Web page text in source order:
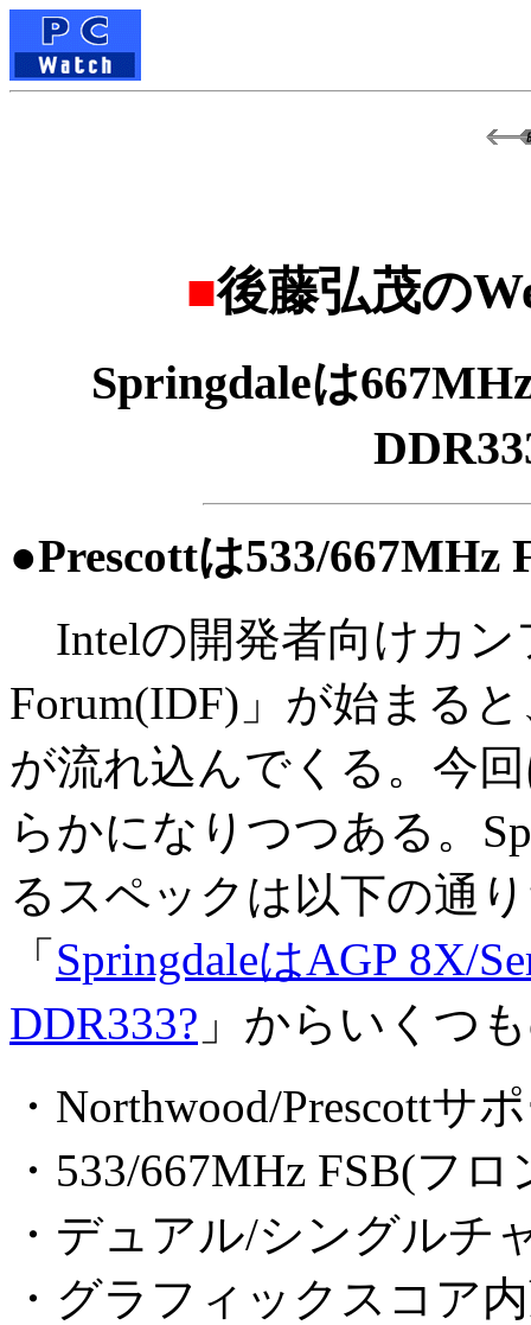
■後藤弘茂の
Springdaleは
●Prescottは533/667MHz
Intelの開発者向けカン
Forum(IDF)」が始まる
が流れ込んでくる。今
らかになりつつある。
るスペックは以下の通
「 SpringdaleはAGP 8X/
DDR333? 」からいくつ
・Northwood/Prescottサ
・533/667MHz FSB(フ
・デュアル/シングルチ
・グラフィックスコア